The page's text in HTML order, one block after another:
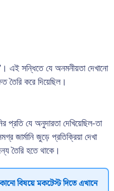
এই সন্ধিতে যে অনমনীয়তা দেখানো
তৈরি করে দিয়েছিল।
প্রতি যে অনুদারতা দেখিয়েছিল-তা
জার্মানি জুড়ে প্রতিক্রিয়া দেখা
তৈরি হতে থাকে।
বিষয়ে মকটেস্ট দিতে এখানে